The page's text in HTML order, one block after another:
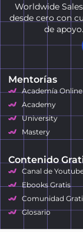
Worldwide
desde cero con
de
Mentorías
Academía Online
Academy
University
Mastery
Contenido
Canal de
Ebooks Gratis
Comunidad
Glosario